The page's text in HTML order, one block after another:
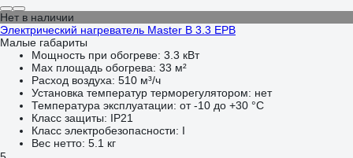
Нет в наличии
Электрический нагреватель Master B 3.3 EPB
Малые габариты
Мощность при обогреве: 3.3 кВт
Max площадь обогрева: 33 м²
Расход воздуха: 510 м³/ч
Установка температур терморегулятором: нет
Температура эксплуатации: от -10 до +30 °С
Класс защиты: IP21
Класс электробезопасности: I
Вес нетто: 5.1 кг